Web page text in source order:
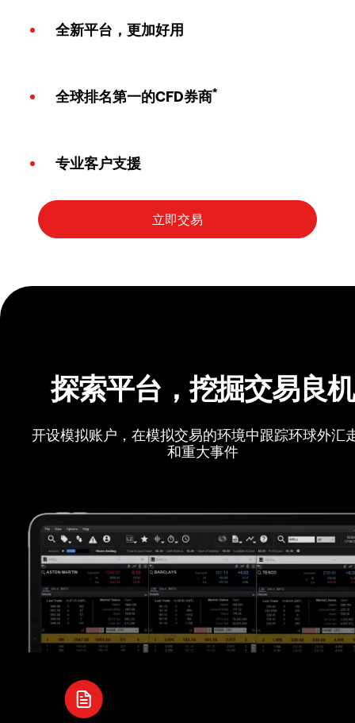
全新平台，更加好用
全球排名第一的CFD券商*
专业客户支援
探索平台，挖掘交易良机
开设模拟账户，在模拟交易的环境中跟踪环球外汇
和重大事件